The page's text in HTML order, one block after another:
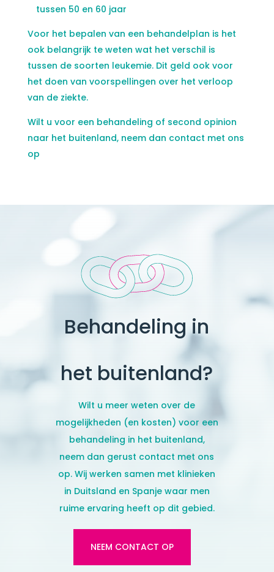
tussen 50 en 60 jaar
Voor het bepalen van een behandelplan is het
ook belangrijk te weten wat het verschil is
tussen de soorten leukemie. Dit geld ook voor
het doen van voorspellingen over het verloop
van de ziekte.
Wilt u voor een behandeling of second opinion
naar het buitenland, neem dan contact met ons
op
Behandeling in
het buitenland?
Wilt u meer weten over de
mogelijkheden (en kosten) voor een
behandeling in het buitenland,
neem dan gerust contact met ons
op. Wij werken samen met klinieken
in Duitsland en Spanje waar men
ruime ervaring heeft op dit gebied.
NEEM CONTACT OP